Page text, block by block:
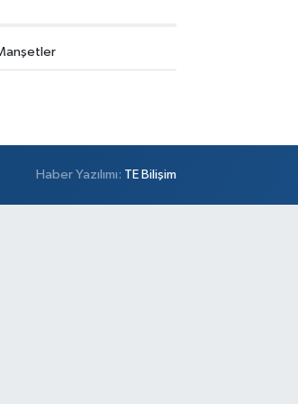
Haber Yazılımı: TE Bilişim